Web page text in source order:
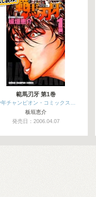
範馬刃牙 第1巻
年チャンピオン・コミックス…
板垣恵介
発売日：2006.04.07